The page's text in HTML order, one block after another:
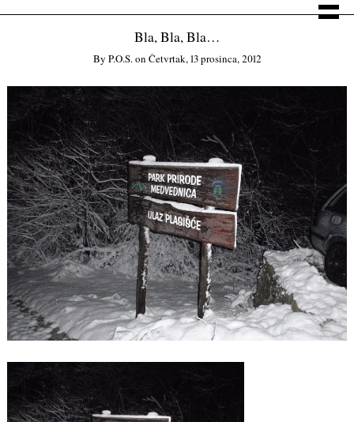
Bla, Bla, Bla…
By P.o.s.on Četvrtak, 13 prosinca, 2012